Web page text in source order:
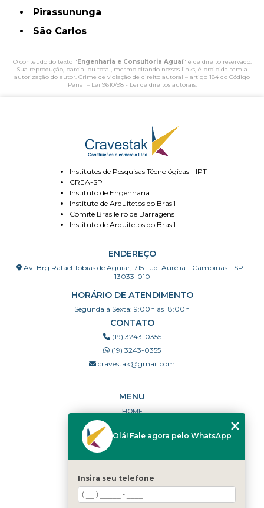
Pirassununga
São Carlos
O conteúdo do texto " Engenharia e Consultoria Aguaí" é de direito reservado.
Sua reprodução, parcial ou total, mesmo citando nossos links, é proibida sem a
autorização do autor. Crime de violação de direito autoral – artigo 184 do Código
Penal – Lei 9610/98 - Lei de direitos autorais.
Institutos de Pesquisas Técnológicas - IPT
CREA-SP
Instituto de Engenharia
Instituto de Arquitetos do Brasil
Comitê Brasileiro de Barragens
Instituto de Arquitetos do Brasil
ENDEREÇO
Av. Brg Rafael Tobias de Aguiar, 715 - Jd. Aurélia - Campinas - SP -
13033-010
HORÁRIO DE ATENDIMENTO
Segunda à Sexta: 9:00h às 18:00h
CONTATO
(19) 3243-0355
(19) 3243-0355
cravestak@gmail.com
MENU
HOME
PORTFÓLIO
DÚVIDAS FREQUENTES
CATEGORIAS
MAPA DO SITE
Olá! Fale agora pelo WhatsApp
Insira seu telefone